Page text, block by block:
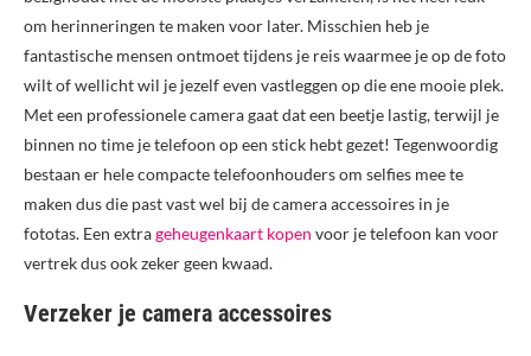
om herinneringen te maken voor later. Misschien heb je
fantastische mensen ontmoet tijdens je reis waarmee je op de foto
wilt of wellicht wil je jezelf even vastleggen op die ene mooie plek.
Met een professionele camera gaat dat een beetje lastig, terwijl je
binnen no time je telefoon op een stick hebt gezet! Tegenwoordig
bestaan er hele compacte telefoonhouders om selfies mee te
maken dus die past vast wel bij de camera accessoires in je
fototas. Een extrageheugenkaart kopen voor je telefoon kan voor
vertrek dus ook zeker geen kwaad.
Verzeker je camera accessoires